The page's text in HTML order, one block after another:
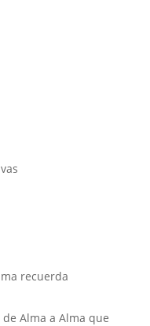
recuerda
Alma a Alma que